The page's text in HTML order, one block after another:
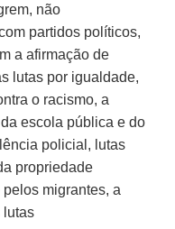
não
partidos políticos,
a afirmação de
lutas por igualdade,
o racismo, a
escola pública e do
policial, lutas
propriedade
migrantes, a
lutas